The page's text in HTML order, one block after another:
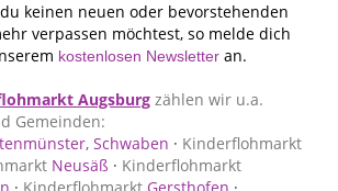
keinen neuen oder bevorstehenden
verpassen möchtest, so melde dich
kostenlosen Newsletter an.
Augsburg zählen wir u.a.
Gemeinden:
Schwaben · Kinderflohmarkt
Neusäß · Kinderflohmarkt